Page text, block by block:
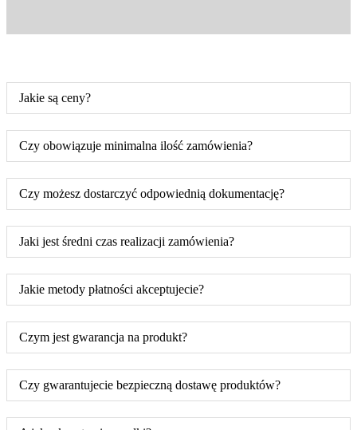
Jakie są ceny?
Czy obowiązuje minimalna ilość zamówienia?
Czy możesz dostarczyć odpowiednią dokumentację?
Jaki jest średni czas realizacji zamówienia?
Jakie metody płatności akceptujecie?
Czym jest gwarancja na produkt?
Czy gwarantujecie bezpieczną dostawę produktów?